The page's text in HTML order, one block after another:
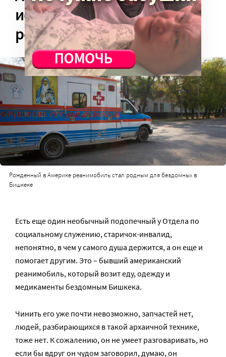
история, рассказанная
реанимобилем Ford
Рожденный в Америке реанимобиль стал родным для бездомных в
Бишкеке
Есть еще один необычный подопечный у Отдела по
социальному служению, старичок-инвалид,
непонятно, в чем у самого душа держится, а он еще и
помогает другим. Это – бывший американский
реанимобиль, который возит еду, одежду и
медикаменты бездомным Бишкека.
Чинить его уже почти невозможно, запчастей нет,
людей, разбирающихся в такой архаичной технике,
тоже нет. К сожалению, он не умеет разговаривать, но
если бы вдруг он чудом заговорил, думаю, он